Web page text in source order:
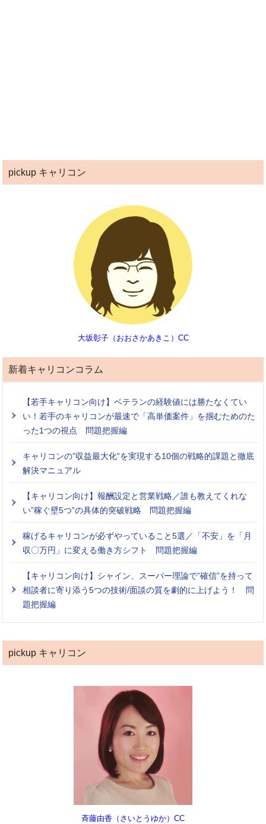
pickup キャリコン
大坂彰子（おおさかあきこ）CC
新着キャリコンコラム
【若手キャリコン向け】ベテランの経験値には勝たなくてい
い！若手のキャリコンが最速で「高単価案件」を掴むためのた
った1つの視点 問題把握編
キャリコンの”収益最大化”を実現する10個の戦略的課題と徹底
解決マニュアル
【キャリコン向け】報酬設定と営業戦略／誰も教えてくれな
い”稼ぐ壁5つ”の具体的突破戦略 問題把握編
稼げるキャリコンが必ずやっていること5選／「不安」を「月
収〇万円」に変える働き方シフト 問題把握編
【キャリコン向け】シャイン、スーパー理論で”確信”を持って
相談者に寄り添う5つの技術/面談の質を劇的に上げよう！ 問
題把握編
pickup キャリコン
斉藤由香（さいとうゆか）CC